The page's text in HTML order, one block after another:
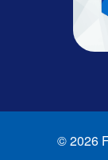
© 2026